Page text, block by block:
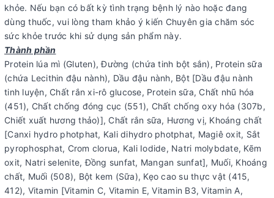
khỏe. Nếu bạn có bất kỳ tình trạng bệnh lý nào hoặc đang
dùng thuốc, vui lòng tham khảo ý kiến ​​Chuyên gia chăm sóc
sức khỏe trước khi sử dụng sản phẩm này.
Thành phần
Protein lúa mì (Gluten), Đường (chứa tinh bột sắn), Protein sữa
(chứa Lecithin đậu nành), Dầu đậu nành, Bột [Dầu đậu nành
tinh luyện, Chất rắn xi-rô glucose, Protein sữa, Chất nhũ hóa
(451), Chất chống đóng cục (551), Chất chống oxy hóa (307b,
Chiết xuất hương thảo)], Chất rắn sữa, Hương vị, Khoáng chất
[Canxi hydro photphat, Kali dihydro photphat, Magiê oxit, Sắt
pyrophosphat, Crom clorua, Kali Iodide, Natri molybdate, Kẽm
oxit, Natri selenite, Đồng sunfat, Mangan sunfat], Muối, Khoáng
chất, Muối (508), Bột kem (Sữa), Kẹo cao su thực vật (415,
412), Vitamin [Vitamin C, Vitamin E, Vitamin B3, Vitamin A,